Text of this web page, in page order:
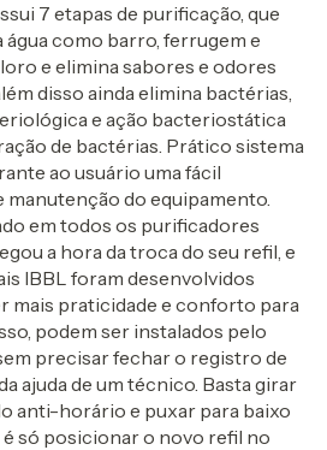
7 etapas de purificação, que
água como barro, ferrugem e
e elimina sabores e odores
disso ainda elimina bactérias,
e ação bacteriostática
de bactérias. Prático sistema
ao usuário uma fácil
do equipamento.
em todos os purificadores
a hora da troca do seu refil, e
IBBL foram desenvolvidos
mais praticidade e conforto para
podem ser instalados pelo
precisar fechar o registro de
ajuda de um técnico. Basta girar
anti-horário e puxar para baixo
só posicionar o novo refil no